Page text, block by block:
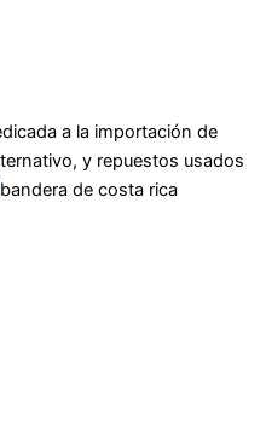
a la importación de
y repuestos usados